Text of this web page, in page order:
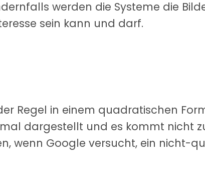
werden die Systeme die
sein kann und darf.
Regel in einem quadratischen
dargestellt und es kommt nicht
wenn Google versucht, ein nicht-